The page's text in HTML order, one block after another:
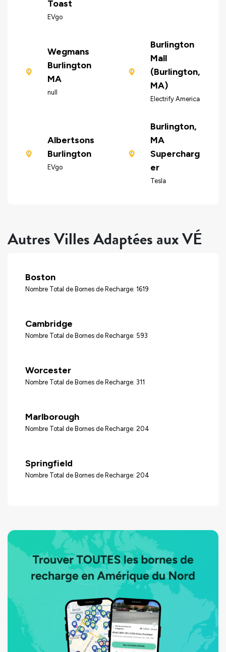
Toast
EVgo
Wegmans
Burlington
MA
null
Burlington
Mall
(Burlington,
MA)
Electrify America
Albertsons
Burlington
EVgo
Burlington,
MA
Supercharg
er
Tesla
Autres Villes Adaptées aux VÉ
Boston
Nombre Total de Bornes de Recharge: 1619
Cambridge
Nombre Total de Bornes de Recharge: 593
Worcester
Nombre Total de Bornes de Recharge: 311
Marlborough
Nombre Total de Bornes de Recharge: 204
Springfield
Nombre Total de Bornes de Recharge: 204